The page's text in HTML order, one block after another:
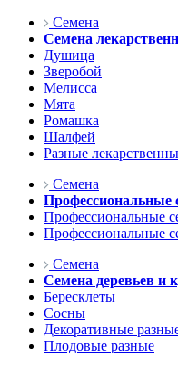
Семена
Семена
Душица
Зверобой
Мелисса
Мята
Ромашка
Шалфей
Разные
Семена
Профессиональные
Профессиональные
Профессиональные
Семена
Семена деревьев и
Бересклеты
Сосны
Декоративные
Плодовые разные